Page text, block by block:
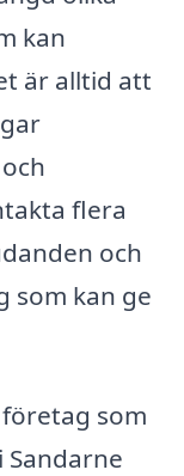
kan
är alltid att
flera
och
som kan ge
som
Sandarne